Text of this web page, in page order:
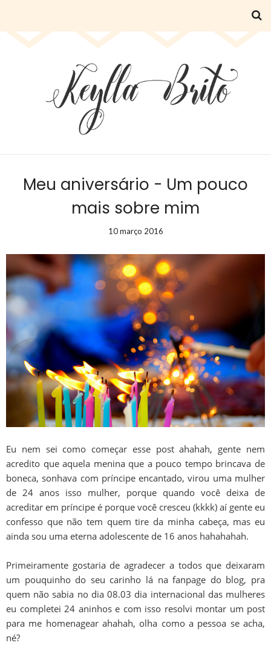
Meu aniversário - Um pouco
mais sobre mim
10 março 2016
Eu nem sei como começar esse post ahahah, gente nem
acredito que aquela menina que a pouco tempo brincava de
boneca, sonhava com príncipe encantado, virou uma mulher
de 24 anos isso mulher, porque quando você deixa de
acreditar em príncipe é porque você cresceu (kkkk) aí gente eu
confesso que não tem quem tire da minha cabeça, mas eu
ainda sou uma eterna adolescente de 16 anos hahahahah.
Primeiramente gostaria de agradecer a todos que deixaram
um pouquinho do seu carinho lá na fanpage do blog, pra
quem não sabia no dia 08.03 dia internacional das mulheres
eu completei 24 aninhos e com isso resolvi montar um post
para me homenagear ahahah, olha como a pessoa se acha,
né?